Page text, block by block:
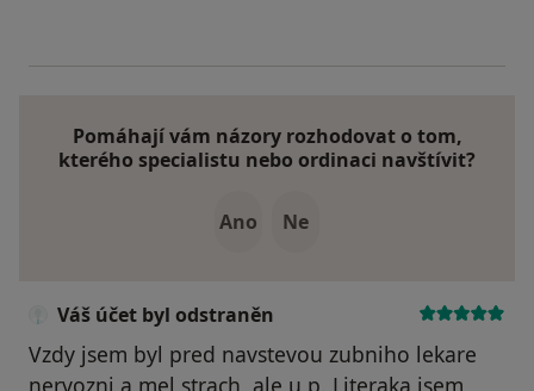
Pomáhají vám názory rozhodovat o tom,
kterého specialistu nebo ordinaci navštívit?
Ano Ne
Váš účet byl odstraněn
Vzdy jsem byl pred navstevou zubniho lekare
nervozni a mel strach, ale u p. Literaka jsem